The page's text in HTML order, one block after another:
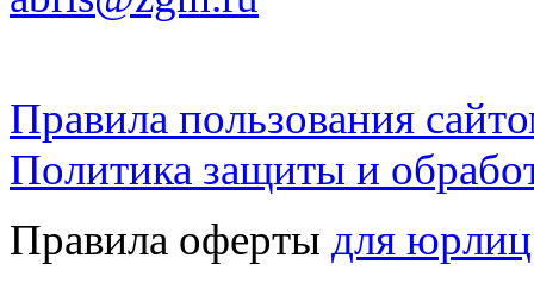
Правила пользования
Политика защиты и
Правила оферты для